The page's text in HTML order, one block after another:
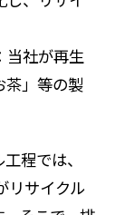
社が再生
茶」等の製
程では、
リサイクル